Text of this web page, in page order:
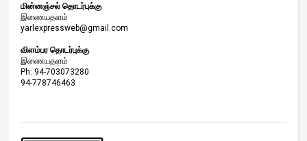
மின்னஞ்சல் தொடர்புக்கு
இணையதளம்
yarlexpressweb@gmail.com
விளம்பர தொடர்புக்கு
இணையதளம்
Ph: 94-703073280
94-778746463